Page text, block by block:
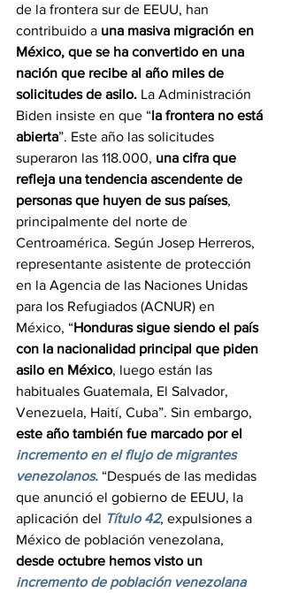
de la frontera sur de EEUU, han
contribuido a una masiva migración en
México, que se ha convertido en una
nación que recibe al año miles de
solicitudes de asilo. La Administración
Biden insiste en que “la frontera no está
abierta”. Este año las solicitudes
superaron las 118.000, una cifra que
refleja una tendencia ascendente de
personas que huyen de sus países,
principalmente del norte de
Centroamérica. Según Josep Herreros,
representante asistente de protección
en la Agencia de las Naciones Unidas
para los Refugiados (ACNUR) en
México, “Honduras sigue siendo el país
con la nacionalidad principal que piden
asilo en México, luego están las
habituales Guatemala, El Salvador,
Venezuela, Haití, Cuba”. Sin embargo,
este año también fue marcado por el
incremento en el flujo de migrantes
venezolanos. “Después de las medidas
que anunció el gobierno de EEUU, la
aplicación del Título 42, expulsiones a
México de población venezolana,
desde octubre hemos visto un
incremento de población venezolana